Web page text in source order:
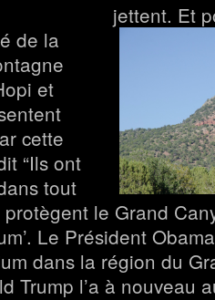
jettent. Et
de la
et
cette
“Ils ont
tout
le Grand
Le Président
dans la région du
Trump l’a à nouveau